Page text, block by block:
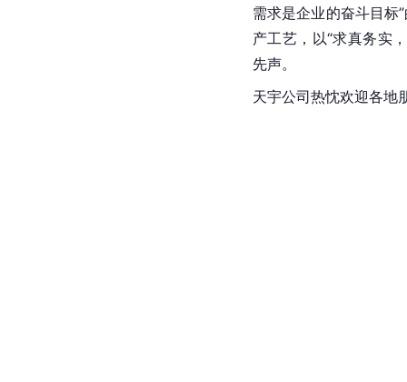
需求是企业的奋斗目标
产工艺，以“求真务实
先声。
天宇公司热忱欢迎各地